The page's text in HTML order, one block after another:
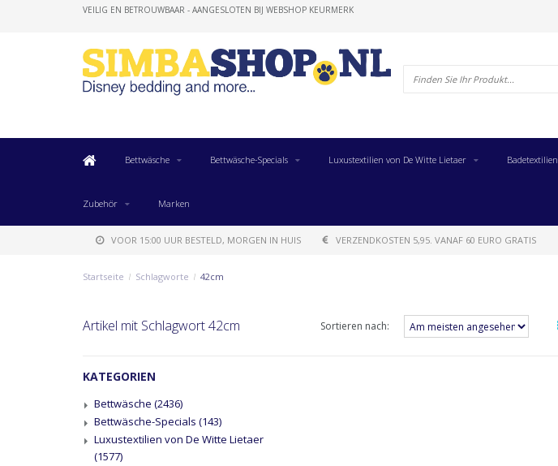
VEILIG EN BETROUWBAAR - AANGESLOTEN BIJ WEBSHOP KEURMERK
Bettwäsche Bettwäsche-Specials Luxustextilien von De Witte Lietaer Badetextilien
Zubehör Marken
VOOR 15:00 UUR BESTELD, MORGEN IN HUIS VERZENDKOSTEN 5,95. VANAF 60 EURO GRATIS
Startseite / Schlagworte / 42cm
Artikel mit Schlagwort 42cm Sortieren nach:
KATEGORIEN
Bettwäsche (2436)
Bettwäsche-Specials (143)
Luxustextilien von De Witte Lietaer
(1577)